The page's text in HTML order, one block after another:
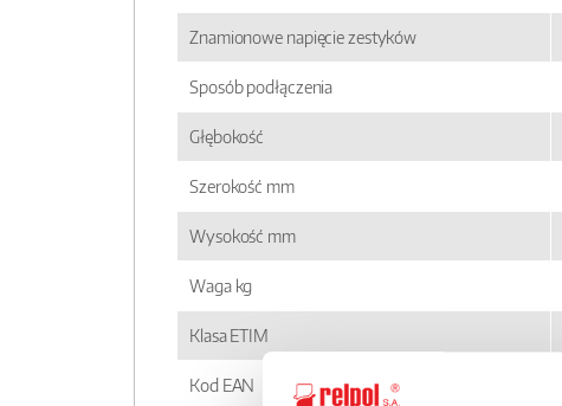
Znamionowe napięcie zestyków
Sposób podłączenia
Głębokość
Szerokość mm
Wysokość mm
Waga kg
Klasa ETIM
Kod EAN